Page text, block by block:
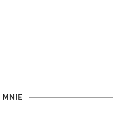
MNIE